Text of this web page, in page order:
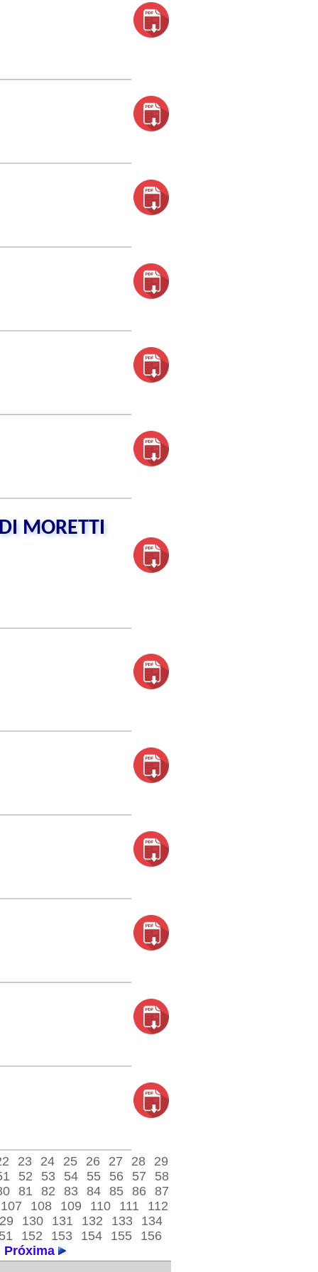
MORETTI
23 24 25 26 27 28
29
52 53 54 55 56 57
58
81 82 83 84 85 86 87
107
108 109 110 111
112
130 131 132 133
134
152 153 154 155
156
Próxima